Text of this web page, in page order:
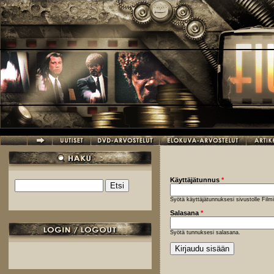
Hyppää pääsisältöön
Hakulomake
Käyttäjätunnus *
Syötä käyttäjätunnuksesi sivustolle
Salasana *
Syötä tunnuksesi salasana.